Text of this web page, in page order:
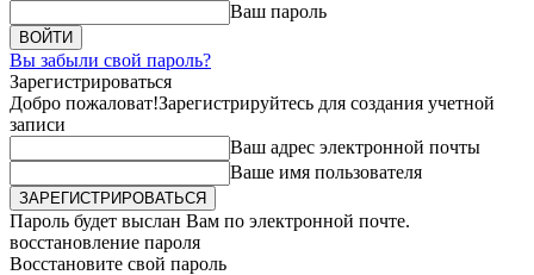
Ваш пароль
Вы забыли свой пароль?
Зарегистрироваться
Добро пожаловат!Зарегистрируйтесь для создания учетной
записи
Ваш адрес электронной почты
Ваше имя пользователя
Пароль будет выслан Вам по электронной почте.
восстановление пароля
Восстановите свой пароль